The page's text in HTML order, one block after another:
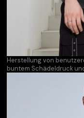
Herstellung von
buntem Schädeldruck